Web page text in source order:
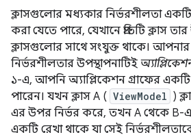
ক্লাসগুলোর মধ্যকার নির্ভরশীলতা একটি
করা যেতে পারে, যেখানে প্রতিটি ক্লাস
ক্লাসগুলোর সাথে সংযুক্ত থাকে। আপনার
নির্ভরশীলতার উপস্থাপনাটিই
১-এ, আপনি অ্যাপ্লিকেশন গ্রাফের
পারেন। যখন ক্লাস A ( ViewModel )
এর উপর নির্ভর করে, তখন A থেকে B-
একটি রেখা থাকে যা সেই